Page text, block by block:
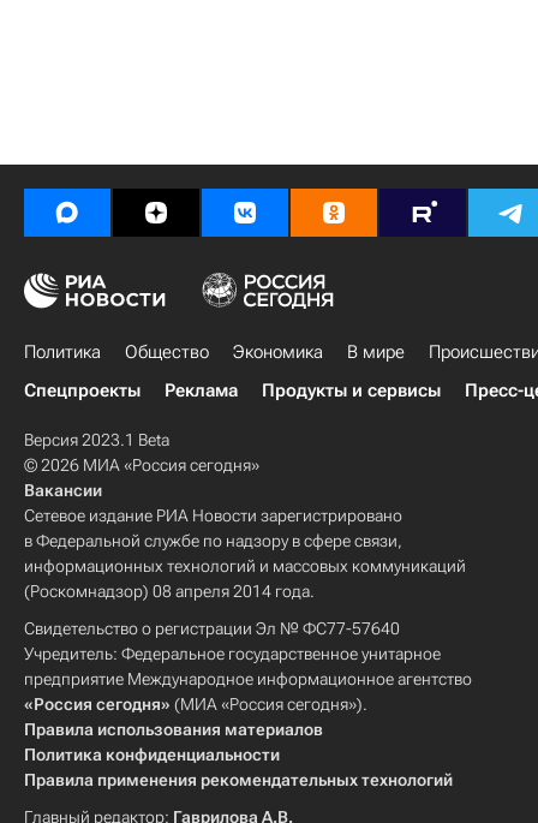
Политика Общество Экономика В мире
Спецпроекты
Реклама Продукты и сервисы Пресс-
Версия 2023.1 Beta
© 2026 МИА «Россия сегодня»
Вакансии
Сетевое издание РИА Новости зарегистрировано
в Федеральной службе по надзору в сфере связи,
информационных технологий и массовых коммуникаций
(Роскомнадзор) 08 апреля 2014 года.
Свидетельство о регистрации Эл № ФС77-57640
Учредитель: Федеральное государственное унитарное
предприятие Международное информационное агентство
«Россия сегодня» (МИА «Россия сегодня»).
Правила использования материалов
Политика конфиденциальности
Правила применения рекомендательных технологий
Главный редактор: Гаврилова А.В.